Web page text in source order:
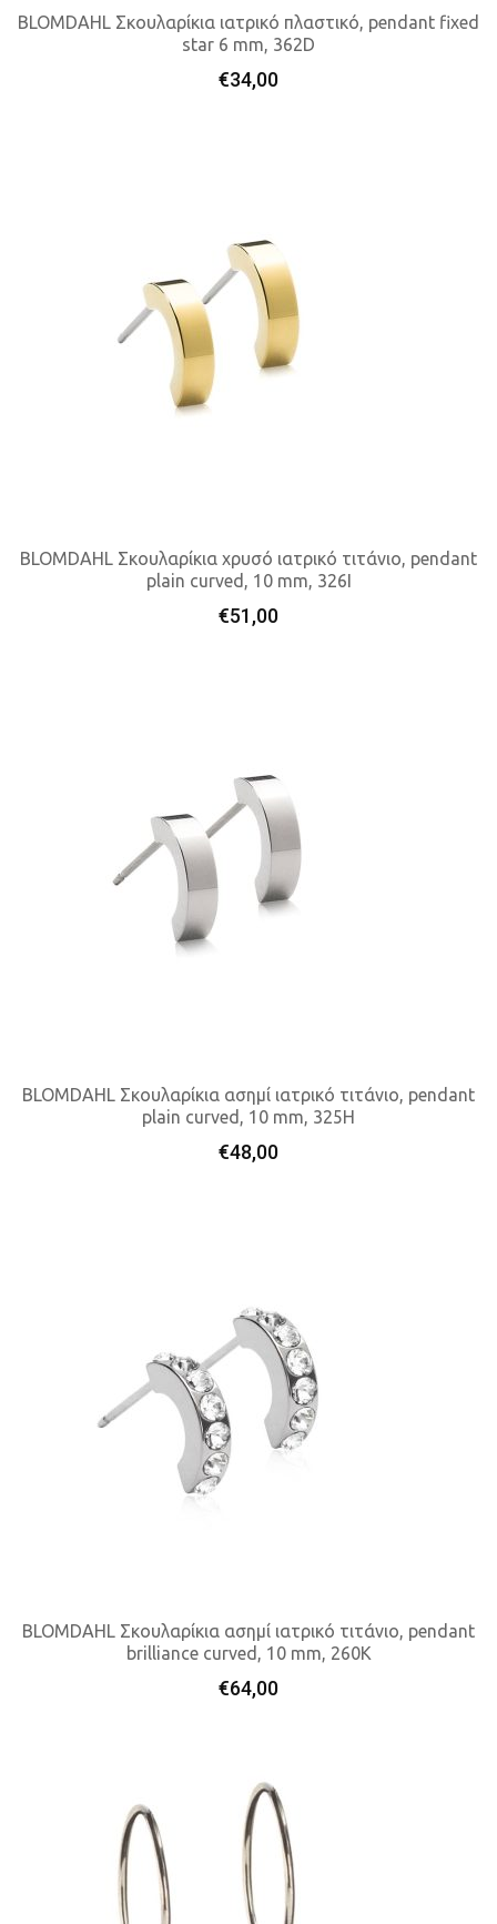
Προσθήκη Στο Καλάθι
BLOMDAHL Σκουλαρίκια ιατρικό πλαστικό, pendant fixed
star 6 mm, 362D
€34,00
Προσθήκη Στο Καλάθι
BLOMDAHL Σκουλαρίκια χρυσό ιατρικό τιτάνιο, pendant
plain curved, 10 mm, 326I
€51,00
Προσθήκη Στο Καλάθι
BLOMDAHL Σκουλαρίκια ασημί ιατρικό τιτάνιο, pendant
plain curved, 10 mm, 325H
€48,00
Προσθήκη Στο Καλάθι
BLOMDAHL Σκουλαρίκια ασημί ιατρικό τιτάνιο, pendant
brilliance curved, 10 mm, 260K
€64,00